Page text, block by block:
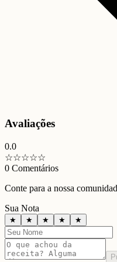
Avaliações
0.0
☆☆☆☆☆
0 Comentários
Conte para a nossa
Sua Nota
★ ★ ★ ★ ★